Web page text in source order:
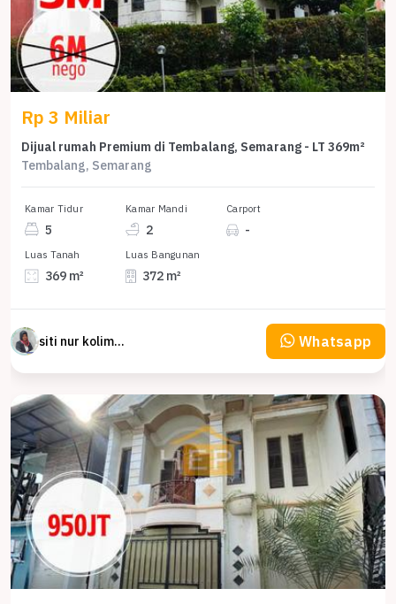
Rp 3 Miliar
Dijual rumah Premium di Tembalang, Semarang - LT 369m²
Tembalang, Semarang
Kamar Tidur
5
Kamar Mandi
2
Carport
-
Luas Tanah
369 m²
Luas Bangunan
372 m²
siti nur kolimah Whatsapp